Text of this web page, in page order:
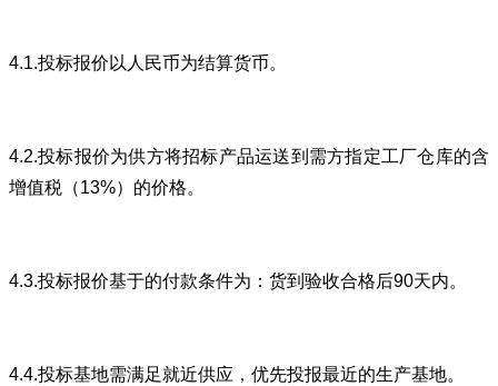
4.1.投标报价以人民币为结算货币。
4.2.投标报价为供方将招标产品运送到需方指定工厂仓库的含
增值税（13%）的价格。
4.3.投标报价基于的付款条件为：货到验收合格后90天内。
4.4.投标基地需满足就近供应，优先投报最近的生产基地。